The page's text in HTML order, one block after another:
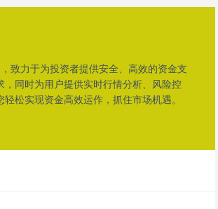
致力于为投资者提供安全、高效的资金支
同时为用户提供实时行情分析、风险控
松实现资金高效运作，抓住市场机遇。